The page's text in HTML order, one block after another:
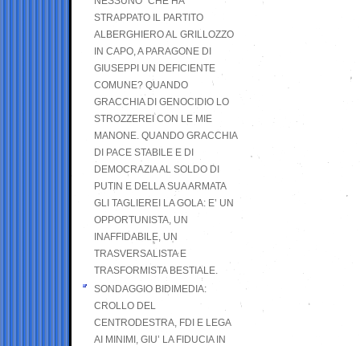
STRAPPATO IL PARTITO
ALBERGHIERO AL GRILLOZZO
IN CAPO, A PARAGONE DI
GIUSEPPI UN DEFICIENTE
COMUNE? QUANDO
GRACCHIA DI GENOCIDIO LO
STROZZEREI CON LE MIE
MANONE. QUANDO GRACCHIA
DI PACE STABILE E DI
DEMOCRAZIA AL SOLDO DI
PUTIN E DELLA SUA ARMATA
GLI TAGLIEREI LA GOLA: E’ UN
OPPORTUNISTA, UN
INAFFIDABILE, UN
TRASVERSALISTA E
TRASFORMISTA BESTIALE.
SONDAGGIO BIDIMEDIA:
CROLLO DEL
CENTRODESTRA, FDI E LEGA
AI MINIMI, GIU’ LA FIDUCIA IN